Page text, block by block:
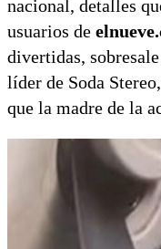
nacional, detalles
usuarios de
divertidas,
líder de Soda Stereo,
que la madre de la